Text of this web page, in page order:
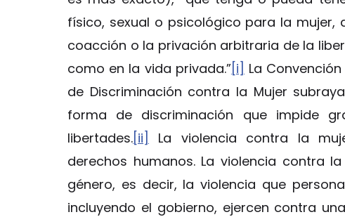
físico, sexual o psicológico para la
coacción o la privación arbitraria de la
como en la vida privada.”[i] La
de Discriminación contra la Mujer
forma de discriminación que impide
libertades.[ii]
La violencia contra la
derechos humanos. La violencia contra
género, es decir, la violencia que
incluyendo el gobierno, ejercen contra